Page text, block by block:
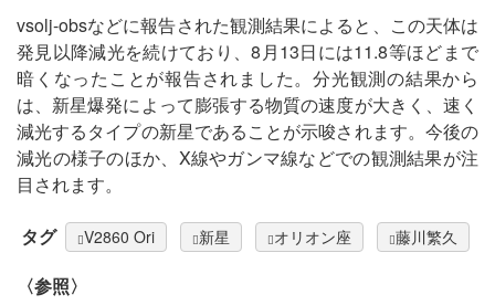
vsolj-obsなどに報告された観測結果によると、この天体は
発見以降減光を続けており、8月13日には11.8等ほどまで
暗くなったことが報告されました。分光観測の結果から
は、新星爆発によって膨張する物質の速度が大きく、速く
減光するタイプの新星であることが示唆されます。今後の
減光の様子のほか、X線やガンマ線などでの観測結果が注
目されます。
タグ V2860 Ori 新星 オリオン座 藤川繁久
〈参照〉